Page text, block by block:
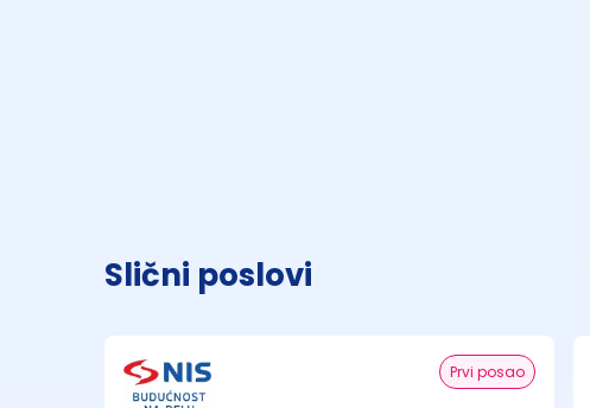
Slični poslovi
Prvi posao